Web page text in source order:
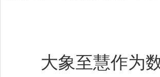
大象至慧作为数